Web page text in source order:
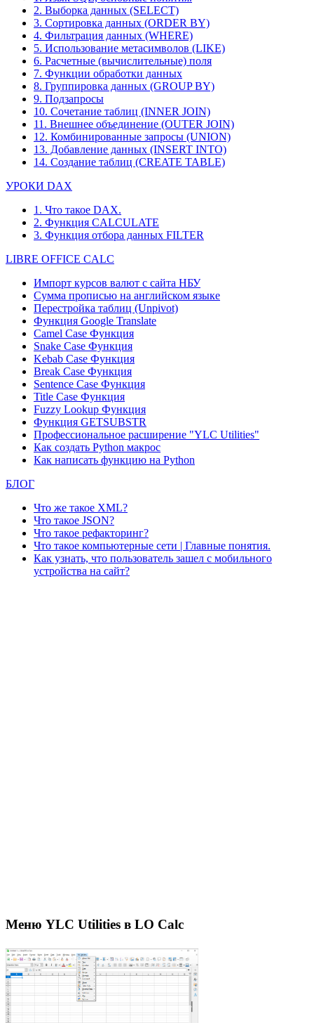
2. Выборка данных (SELECT)
3. Сортировка данных (ORDER BY)
4. Фильтрация данных (WHERE)
5. Использование метасимволов (LIKE)
6. Расчетные (вычислительные) поля
7. Функции обработки данных
8. Группировка данных (GROUP BY)
9. Подзапросы
10. Сочетание таблиц (INNER JOIN)
11. Внешнее объединение (OUTER JOIN)
12. Комбинированные запросы (UNION)
13. Добавление данных (INSERT INTO)
14. Создание таблиц (CREATE TABLE)
УРОКИ DAX
1. Что такое DAX.
2. Функция CALCULATE
3. Функция отбора данных FILTER
LIBRE OFFICE CALC
Импорт курсов валют с сайта НБУ
Сумма прописью на английском языке
Перестройка таблиц (Unpivot)
Функция Google Translate
Camel Case Функция
Snake Case Функция
Kebab Case Функция
Break Case Функция
Sentence Case Функция
Title Case Функция
Fuzzy Lookup Функция
Функция GETSUBSTR
Профессиональное расширение "YLC Utilities"
Как создать Python макрос
Как написать функцию на Python
БЛОГ
Что же такое XML?
Что такое JSON?
Что такое рефакторинг?
Что такое компьютерные сети | Главные понятия.
Как узнать, что пользователь зашел с мобильного
устройства на сайт?
Меню YLC Utilities в LO Calc